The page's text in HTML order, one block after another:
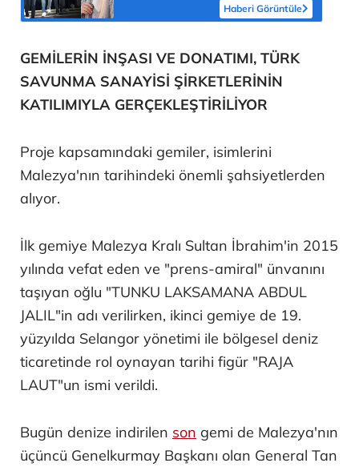
donatım faaliyetlerine, sistem entegrasyonuna,
çeviriyoruz. Hedefimiz, üç gemiyi de 2027 yılı
sonuna kadar Kraliyet Malezya Donanması'na
başarıyla teslim etmektir."
Eşini öldürüp, kayınvalidesiyle sohbet
GEMİLERİN İNŞASI VE DONATIMI, TÜRK
SAVUNMA SANAYİSİ ŞİRKETLERİNİN
KATILIMIYLA GERÇEKLEŞTİRİLİYOR
Proje kapsamındaki gemiler, isimlerini
Malezya'nın tarihindeki önemli şahsiyetlerden
İlk gemiye Malezya Kralı Sultan İbrahim'in 2015